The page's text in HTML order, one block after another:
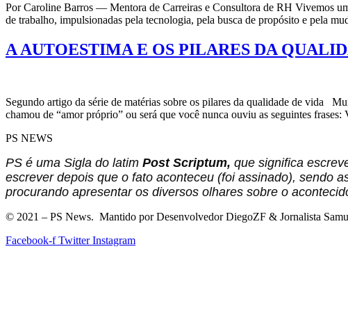
Por Caroline Barros — Mentora de Carreiras e Consultora de RH Vivemos
de trabalho, impulsionadas pela tecnologia, pela busca de propósito e pela
A AUTOESTIMA E OS PILARES DA
Segundo artigo da série de matérias sobre os pilares da qualidade de vida
chamou de “amor próprio” ou será que você nunca ouviu as seguintes
PS NEWS
PS é uma Sigla do latim Post Scriptum, que significa
escrever depois que o fato aconteceu (foi assinado), sendo
procurando apresentar os diversos olhares sobre o
© 2021 – PS News. Mantido por Desenvolvedor DiegoZF & Jornalista
Facebook-f Twitter Instagram